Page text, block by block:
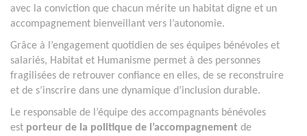
avec la conviction que chacun mérite un habitat digne et un
accompagnement bienveillant vers l’autonomie.
Grâce à l’engagement quotidien de ses équipes bénévoles et
salariés, Habitat et Humanisme permet à des personnes
fragilisées de retrouver confiance en elles, de se reconstruire
et de s’inscrire dans une dynamique d’inclusion durable.
Le responsable de l’équipe des accompagnants bénévoles
est porteur de la politique de l’accompagnement de